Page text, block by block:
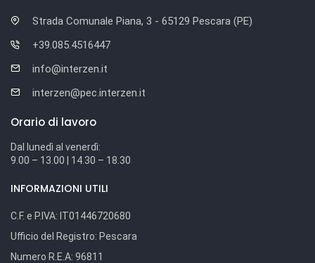
Strada Comunale Piana, 3 - 65129 Pescara (PE)
+39.085.4516447
info@interzen.it
interzen@pec.interzen.it
Orario di lavoro
Dal lunedì al venerdì:
9.00 – 13.00 | 14.30 – 18.30
INFORMAZIONI UTILI
C.F. e P.IVA: IT01446720680
Ufficio del Registro: Pescara
Numero R.E.A: 96811